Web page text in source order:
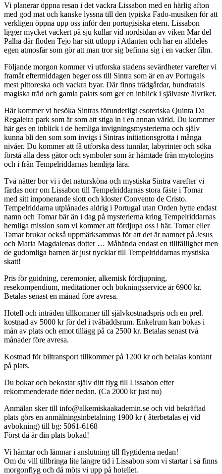
Vi planerar öppna resan i det vackra Lissabon med en härlig afton
med god mat och kanske lyssna till den typiska Fado-musiken för att
verkligen öppna upp oss inför den portugisiska etern. Lissabon
ligger mycket vackert på sju kullar vid nordsidan av viken Mar del
Palha där floden Tejo har sitt utlopp i Atlanten och har en alldeles
egen atmosfär som gör att man tror sig befinna sig i en vacker film.
Följande morgon kommer vi utforska stadens sevärdheter varefter vi
framåt eftermiddagen beger oss till Sintra som är en av Portugals
mest pittoreska och vackra byar. Där finns trädgårdar, hundratals
magiska träd och gamla palats som ger en inblick i självaste älvriket.
Här kommer vi besöka Sintras förunderligt esoteriska Quinta Da
Regaleira park som är som att stiga in i en annan värld. Du kommer
här ges en inblick i de hemliga invigningsmysterierna och själv
kunna bli den som som invigs i Sintras initiationsgrotta i många
nivåer. Du kommer att få utforska dess tunnlar, labyrinter och söka
förstå alla dess gåtor och symboler som är hämtade från mytologins
och i från Tempelriddarnas hemliga lära.
Två nätter bor vi i det natursköna och mystiska Sintra varefter vi
färdas norr om Lissabon till Tempelriddarnas stora fäste i Tomar
med sitt imponerande slott och kloster Convento de Cristo.
Tempelriddarna utplånades aldrig i Portugal utan Orden bytte endast
namn och Tomar bär än i dag på mysterierna kring Tempelriddarnas
hemliga mission som vi kommer att fördjupa oss i här. Tomar eller
Tamar brukar också uppmärksammas för att det är namnet på Jesus
och Maria Magdalenas dotter … Måhända endast en tillfällighet men
de gudomliga barnen är just nycklar till Tempelriddarnas mystiska
skatt!
Pris för guidning, ceremonier, alkemisk fördjupning,
resekompendium, meditationer och bokningsservice är 6900 kr.
Betalas senast en månad före avresa.
Hotell och inträden tillkommer till självkostnadspris och en prel.
kostnad av 5000 kr för del i tvåbäddsrum. Enkelrum kan bokas i
mån av plats och emot tillägg på ca 2500 kr. Betalas senast två
månader före avresa.
Kostnad för biltransport tillkommer på 1200 kr och betalas kontant
på plats.
Du bokar och bekostar själv ditt flyg till Lissabon efter
rekommenderade tider nedan. (Ca 2000 kr just nu)
Anmälan sker till info@alkemiskaakademin.se och vid bekräftad
plats görs en anmälningsinbetalning 1900 kr ( återbetalas ej vid
avbokning) till bg: 5061-6168
Först då är din plats bokad!
Vi hämtar och lämnar i anslutning till flygtiderna nedan!
Om du vill tillbringa lite längre tid i Lissabon som vi startar i så finns
morgonflyg och då möts vi upp på hotellet.